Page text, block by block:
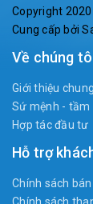
Copyright
Cung cấp bởi
Về chúng
Giới thiệu chung
Sứ mệnh - tầm
Hợp tác đầu tư
Hỗ trợ
Chính sách